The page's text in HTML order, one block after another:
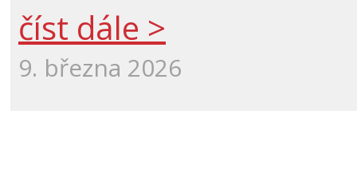
číst dále >
9. března 2026